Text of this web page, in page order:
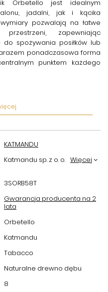
Orbetello jest idealnym
jadalni, jak i kącika
pozwalają na łatwe
zapewniając
spożywania posiłków lub
ponadczasowa forma
punktem każdego
uszkodzenia mechaniczne
Stabilna konstrukcja
producenta
Katmandu
wysokiej jakości wykonania.
modnego designu, który
lub biura.
funkcjonalności, trwałości i
osób ceniących naturalne
przyjemność każdego
KATMANDU
Katmandu sp. z o. o. Więcej
3SORB58T
Gwarancja producenta na 2
lata
Orbetello
Katmandu
Tabacco
Naturalne drewno dębu
8